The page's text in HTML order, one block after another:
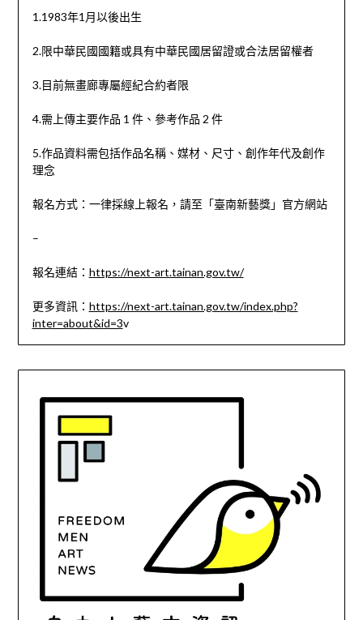
1.1983年1月以後出生
2.限中華民國國籍或具有中華民國居留證或合法居留權者
3.目前無畫廊專屬經紀合約者限
4.需上傳主要作品 1 件、參考作品 2 件
5.作品資料需包括作品名稱、媒材、尺寸、創作年代及創作
理念
報名方式：一律採線上報名，請至「臺南新藝獎」官方網站
–
報名連結： https://next-art.tainan.gov.tw/
更多資訊： https://next-art.tainan.gov.tw/index.php?
inter=about&id=3v